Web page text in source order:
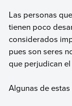
Las personas
tienen poco
considerados
pues son seres
que perjudican
Algunas de